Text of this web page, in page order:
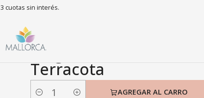
3 cuotas sin interés.
Juego de Sábanas 144 Hilos King Amanda Terracota
|
Juego de Sábanas 144
Terracota
AGREGAR AL CARRO